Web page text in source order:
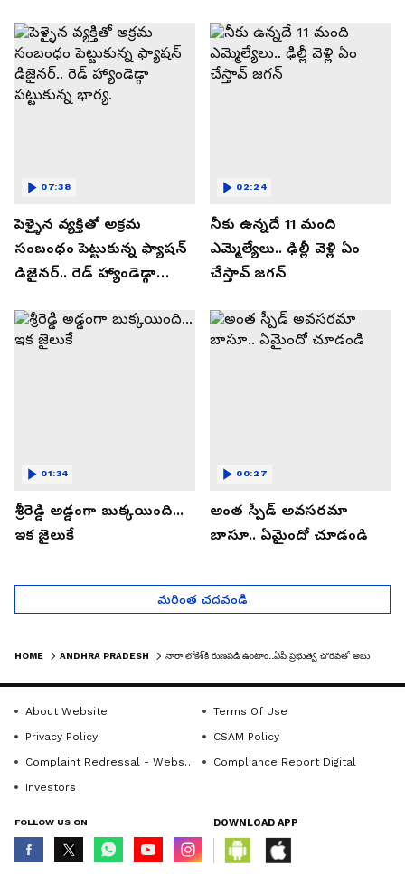
పెళ్ళైన వ్యక్తితో అక్రమ
సంబంధం పెట్టుకున్న ఫ్యాషన్
డిజైనర్.. రెడ్ హ్యాండెడ్గా
07:38
నీకు ఉన్నదే 11 మంది
ఎమ్మెల్యేలు.. ఢిల్లీ వెళ్లి ఏం
చేస్తావ్ జగన్
02:24
శ్రీరెడ్డి అడ్డంగా బుక్కయింది...
ఇక జైలుకే
01:34
అంత స్పీడ్ అవసరమా
బాసూ.. ఏమైందో చూడండి
00:27
మరింత చదవండి
HOME ANDHRA PRADESH
About Website
Terms Of Use
Privacy Policy
CSAM Policy
Complaint Redressal - Website
Compliance Report Digital
Investors
FOLLOW US ON DOWNLOAD APP